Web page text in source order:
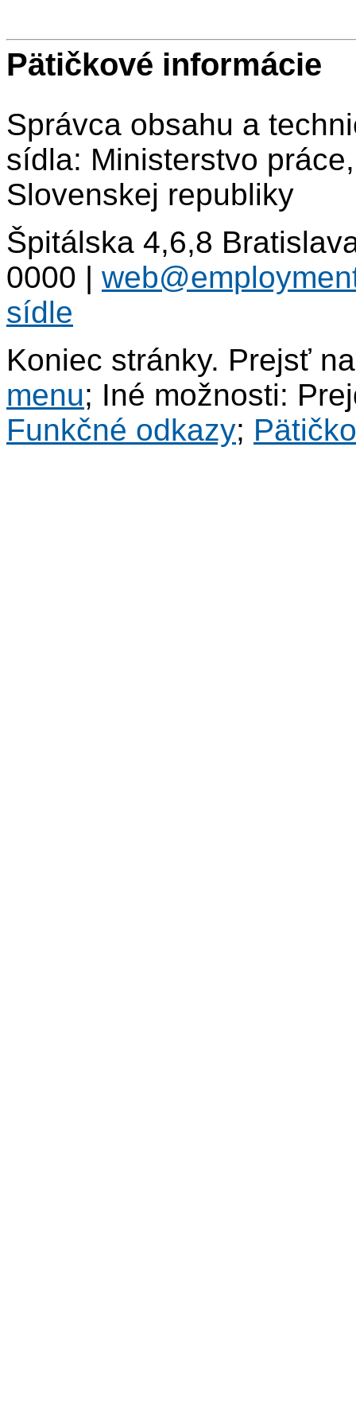
Pätičkové informácie
Správca obsahu a
sídla: Ministerstvo
Slovenskej republiky
Špitálska 4,6,8
0000 |
sídle
Koniec stránky. Prejsť
menu; Iné možnosti:
Funkčné odkazy;